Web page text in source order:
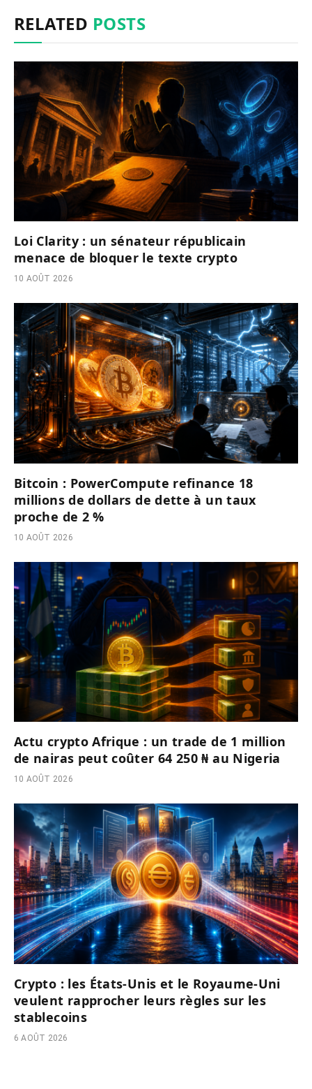
RELATED POSTS
Loi Clarity : un sénateur républicain
menace de bloquer le texte crypto
10 AOÛT 2026
Bitcoin : PowerCompute refinance 18
millions de dollars de dette à un taux
proche de 2 %
10 AOÛT 2026
Actu crypto Afrique : un trade de 1 million
de nairas peut coûter 64 250 ₦ au Nigeria
10 AOÛT 2026
Crypto : les États-Unis et le Royaume-Uni
veulent rapprocher leurs règles sur les
stablecoins
6 AOÛT 2026